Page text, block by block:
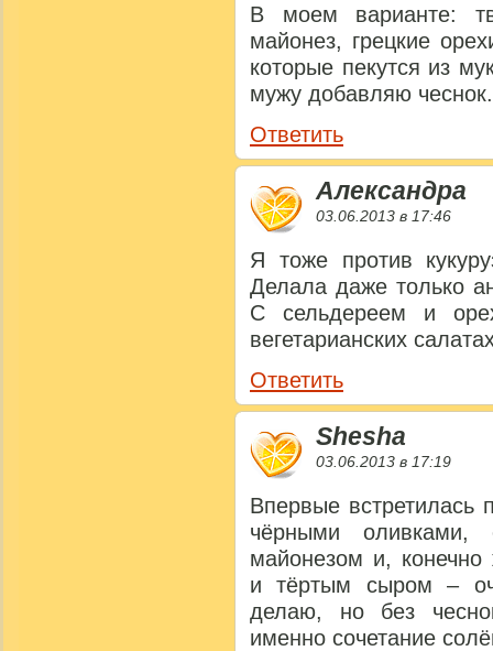
В моем варианте:
майонез, грецкие
которые пекутся из
мужу добавляю чеснок.
Ответить
Александра
03.06.2013 в 17:46
Я тоже против
Делала даже только
С сельдереем и
вегетарианских
Ответить
Shesha
03.06.2013 в 17:19
Впервые встретилась
чёрными оливками,
майонезом и,
и тёртым сыром –
делаю, но без
именно сочетание